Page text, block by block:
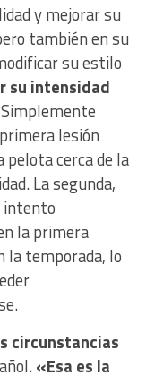
y mejorar su
también en su
su estilo
su intensidad
lesión
cerca de la
La segunda,
intento
la primera
la temporada, lo
circunstancias
«Esa es la